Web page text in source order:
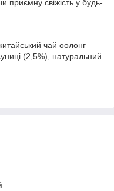
приємну свіжість у будь-
чай оолонг
(2,5%), натуральний